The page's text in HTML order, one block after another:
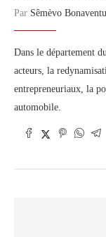
Par Sêmèvo
Dans le département
acteurs, la
entrepreneuriaux, la
automobile.